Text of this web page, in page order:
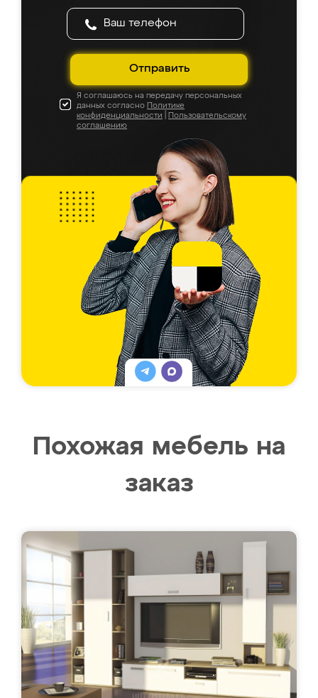
Отправить
Я соглашаюсь на передачу персональных
данных согласно Политике
конфиденциальности
Пользовательскому
соглашению
Похожая мебель на
заказ